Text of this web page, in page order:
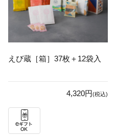
えび蔵［箱］37枚＋12袋入
4,320円(税込)